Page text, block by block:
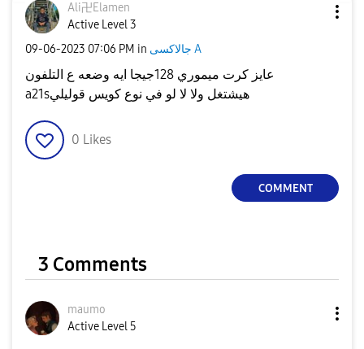
Ali卍Elamen
Active Level 3
‎09-06-2023 07:06 PM in جالاكسى A
عايز كرت ميموري 128جيجا ايه وضعه ع التلفون
a21sهيشتغل ولا لا لو في نوع كويس قوليلي
0 Likes
COMMENT
3 Comments
maumo
Active Level 5